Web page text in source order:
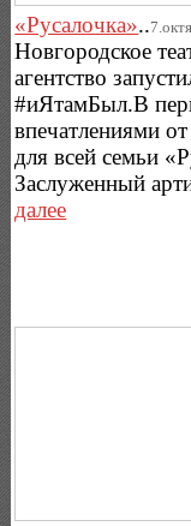
«Русалочка»..
Новгородское
агентство
#иЯтамБыл.В
впечатлениями
для всей семьи
Заслуженный
далее